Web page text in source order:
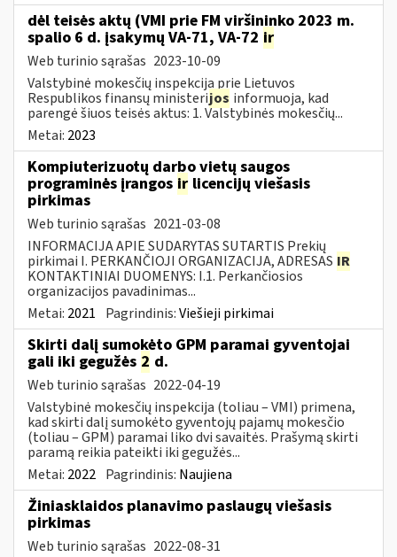
dėl teisės aktų (VMI prie FM viršininko 2023 m.
spalio 6 d. įsakymų VA-71, VA-72 ir
Web turinio sąrašas 2023-10-09
Valstybinė mokesčių inspekcija prie Lietuvos
Respublikos finansų ministerijos informuoja, kad
parengė šiuos teisės aktus: 1. Valstybinės mokesčių...
Metai: 2023
Kompiuterizuotų darbo vietų saugos
programinės įrangos ir licencijų viešasis
pirkimas
Web turinio sąrašas 2021-03-08
INFORMACIJA APIE SUDARYTAS SUTARTIS Prekių
pirkimai I. PERKANČIOJI ORGANIZACIJA, ADRESAS IR
KONTAKTINIAI DUOMENYS: I.1. Perkančiosios
organizacijos pavadinimas...
Metai: 2021 Pagrindinis:Viešieji pirkimai
Skirti dalį sumokėto GPM paramai gyventojai
gali iki gegužės 2 d.
Web turinio sąrašas 2022-04-19
Valstybinė mokesčių inspekcija (toliau – VMI) primena,
kad skirti dalį sumokėto gyventojų pajamų mokesčio
(toliau – GPM) paramai liko dvi savaitės. Prašymą skirti
paramą reikia pateikti iki gegužės...
Metai: 2022 Pagrindinis: Naujiena
Žiniasklaidos planavimo paslaugų viešasis
pirkimas
Web turinio sąrašas 2022-08-31